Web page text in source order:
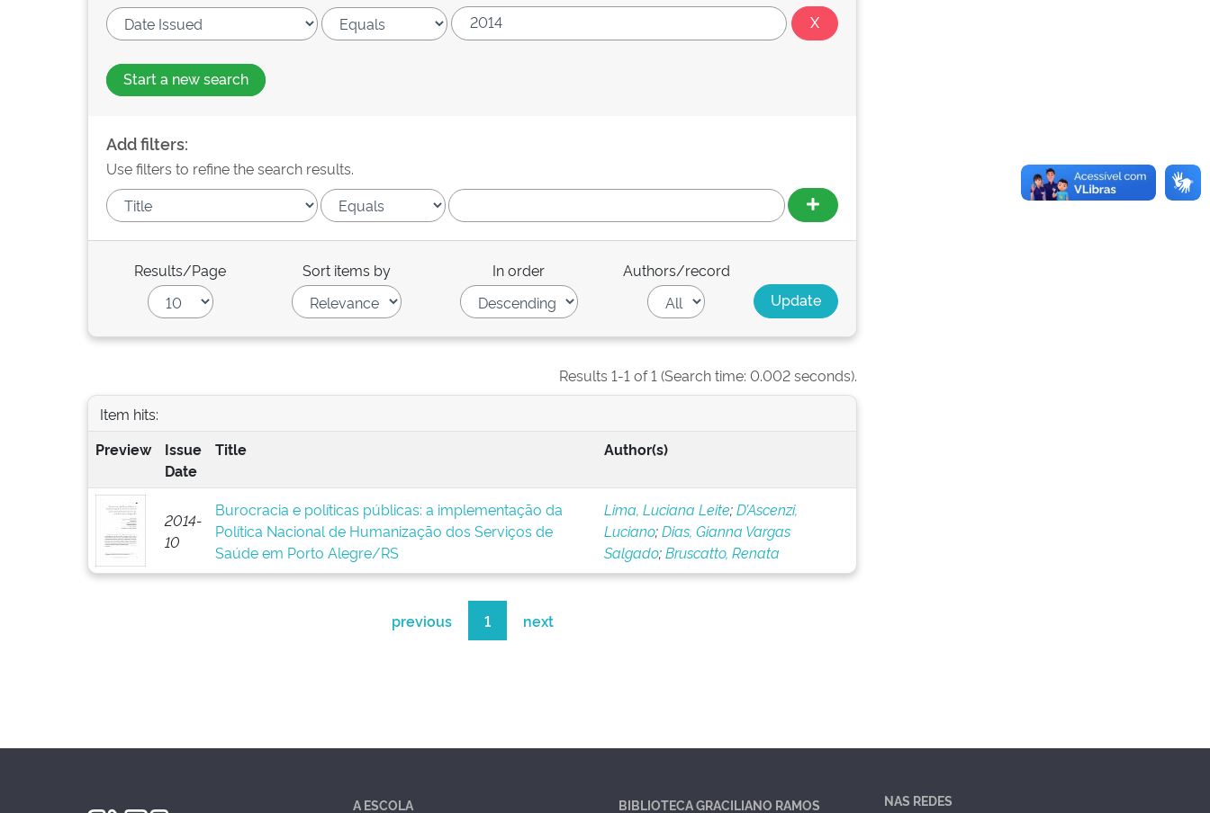
Start a new search
Add filters:
Use filters to refine the search results.
Results/Page Sort items by In order Authors/record
Results 1-1 of 1 (Search time: 0.002 seconds).
Item hits:
Preview
Issue
Date
Title Author(s)
2014-
10
Burocracia e políticas públicas: a implementação da
Política Nacional de Humanização dos Serviços de
Saúde em Porto Alegre/RS
Lima, Luciana Leite;D’Ascenzi,
Luciano;Dias, Gianna Vargas
Salgado;Bruscatto, Renata
previous 1 next
A ESCOLA BIBLIOTECA GRACILIANO RAMOS NAS REDES